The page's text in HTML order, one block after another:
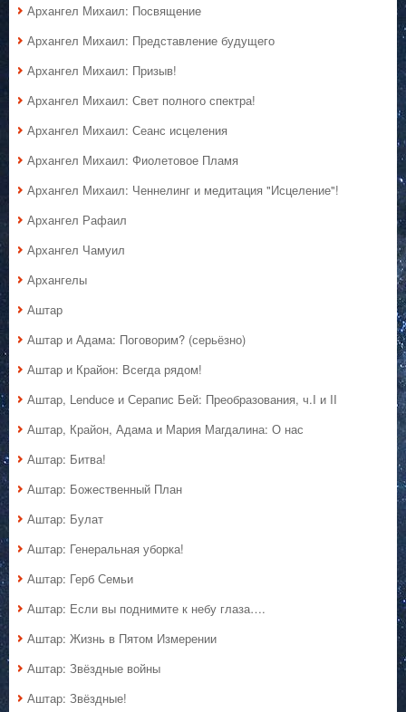
Архангел Михаил: Посвящение
Архангел Михаил: Представление будущего
Архангел Михаил: Призыв!
Архангел Михаил: Свет полного спектра!
Архангел Михаил: Сеанс исцеления
Архангел Михаил: Фиолетовое Пламя
Архангел Михаил: Ченнелинг и медитация "Исцеление"!
Архангел Рафаил
Архангел Чамуил
Архангелы
Аштар
Аштар и Адама: Поговорим? (серьёзно)
Аштар и Крайон: Всегда рядом!
Аштар, Lenduce и Серапис Бей: Преобразования, ч.I и II
Аштар, Крайон, Адама и Мария Магдалина: О нас
Аштар: Битва!
Аштар: Божественный План
Аштар: Булат
Аштар: Генеральная уборка!
Аштар: Герб Семьи
Аштар: Если вы поднимите к небу глаза….
Аштар: Жизнь в Пятом Измерении
Аштар: Звёздные войны
Аштар: Звёздные!